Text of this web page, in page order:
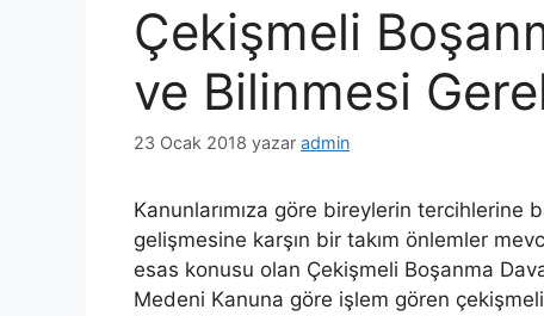
Çekişmeli
ve Bilinmesi
23 Ocak 2018 yazar admin
Kanunlarımıza göre bireylerin tercihlerine
gelişmesine karşın bir takım önlemler
esas konusu olan Çekişmeli Boşanma
Medeni Kanuna göre işlem gören